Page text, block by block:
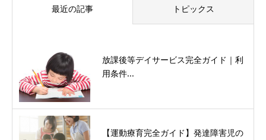
最近の記事 トピックス
放課後等デイサービス完全ガイド｜利
用条件...
【運動療育完全ガイド】発達障害児の